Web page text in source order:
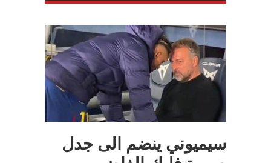
سيميوني ينضم الى جدل